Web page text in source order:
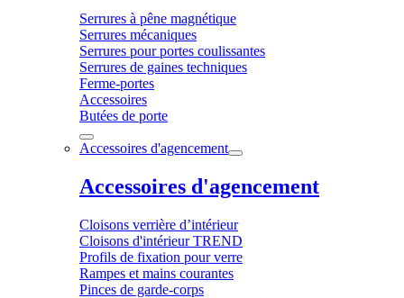
Serrures à pêne magnétique
Serrures mécaniques
Serrures pour portes coulissantes
Serrures de gaines techniques
Ferme-portes
Accessoires
Butées de porte
Accessoires d'agencement
Accessoires d'agencement
Cloisons verrière d’intérieur
Cloisons d'intérieur TREND
Profils de fixation pour verre
Rampes et mains courantes
Pinces de garde-corps